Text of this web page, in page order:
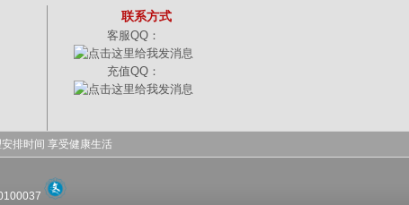
联系方式
客服QQ：
充值QQ：
排时间 享受健康生活